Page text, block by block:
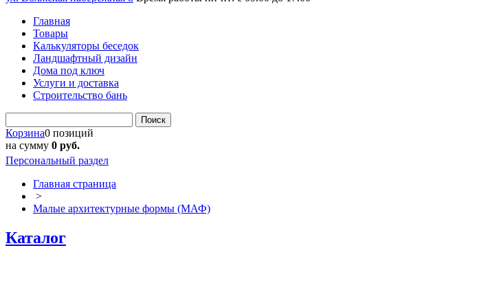
Главная
Товары
Калькуляторы беседок
Ландшафтный дизайн
Дома под ключ
Услуги и доставка
Строительство бань
Поиск
Корзина0 позиций
на сумму 0 руб.
Персональный раздел
Главная страница
>
Малые архитектурные формы (МАФ)
Каталог